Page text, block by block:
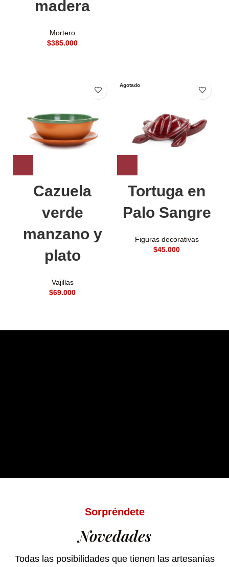
madera
Mortero
$
Cazuela
verde
manzano y
plato
Vajillas
$
Agotado
Tortuga en
Palo Sangre
Figuras decorativas
$
Sorpréndete
Novedades
Todas las posibilidades que tienen las artesanías